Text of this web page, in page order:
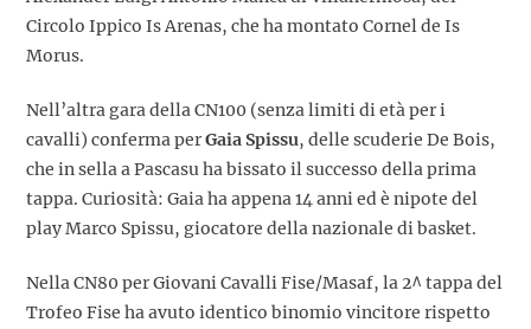
Circolo Ippico Is Arenas, che ha montato Cornel de Is
Morus.
Nell’altra gara della CN100 (senza limiti di età per i
cavalli) conferma perGaia Spissu, delle scuderie De Bois,
che in sella a Pascasu ha bissato il successo della prima
tappa. Curiosità: Gaia ha appena 14 anni ed è nipote del
play Marco Spissu, giocatore della nazionale di basket.
Nella CN80 per Giovani Cavalli Fise/Masaf, la 2^ tappa del
Trofeo Fise ha avuto identico binomio vincitore rispetto